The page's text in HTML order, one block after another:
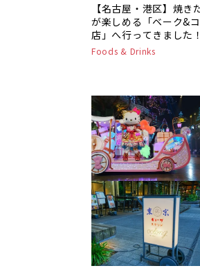
【名古屋・港区】焼
が楽しめる「ベーク&
店」へ行ってきました！
Foods & Drinks